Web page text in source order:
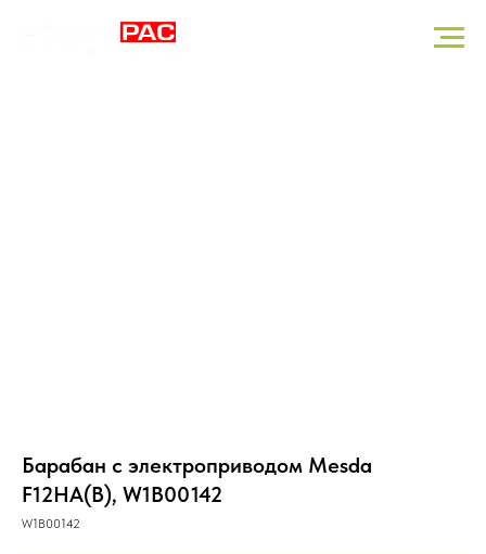
Барабан с электроприводом Mesda
F12HA(B), W1B00142
W1B00142